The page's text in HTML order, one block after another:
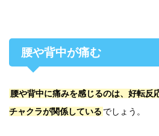
腰や背中が痛む
腰や背中に痛みを感じるのは、好転反
チャクラが関係している でしょう。